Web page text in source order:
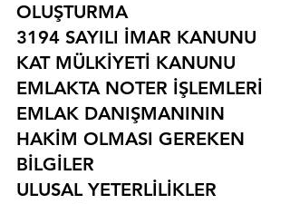
OLUŞTURMA
3194 SAYILI İMAR KANUNU
KAT MÜLKİYETİ KANUNU
EMLAKTA NOTER İŞLEMLERİ
EMLAK DANIŞMANININ
HAKİM OLMASI GEREKEN
BİLGİLER
ULUSAL YETERLİLİKLER